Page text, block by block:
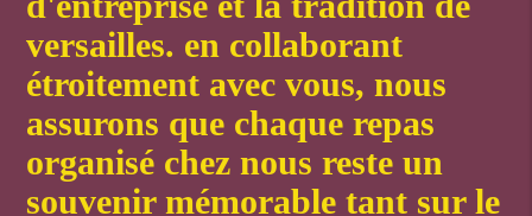
versailles. en collaborant
étroitement avec vous, nous
assurons que chaque repas
organisé chez nous reste un
souvenir mémorable tant sur le